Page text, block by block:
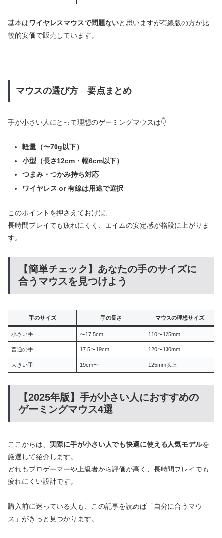
基本はワイヤレスマウスで問題ないと思いますが有線版の方が比
較的安価で販売しています。
マウスの選び方 要点まとめ
手が小さい人にとって理想のゲーミングマウスは👇
軽量（〜70g以下）
小型（長さ12cm・幅6cm以下）
つまみ・つかみ持ち対応
ワイヤレス or 有線は用途で選択
このポイントを押さえておけば、
長時間プレイでも疲れにくく、エイムの安定感が格段に上がりま
す。
【簡単チェック】あなたの手のサイズに
合うマウスを見つけよう
手のサイズ 手の長さ マウスの理想サイズ
小さい手 〜17.5cm 110〜125mm
普通の手 17.5〜19cm 120〜130mm
大きい手 19cm〜 125mm以上
【2025年版】手が小さい人におすすめの
ゲーミングマウス4選
ここからは、 実際に手が小さい人でも快適に使える人気モデルを
厳選して紹介します。
どれもプロゲーマーや上級者から評価が高く、長時間プレイでも
疲れにくい設計です。
購入前に迷っている人も、この記事を読めば「自分に合うマウ
ス」がきっと見つかります。